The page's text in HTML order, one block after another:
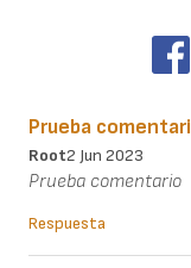
Prueba
Root2 Jun 2023
Prueba comentario
Respuesta